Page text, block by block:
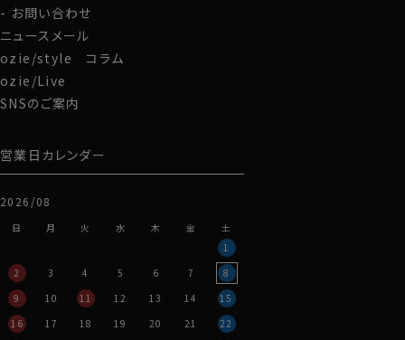
お問い合わせ
ニュースメール
ozie/style コラム
ozie/Live
SNSのご案内
営業日カレンダー
2026/08
日 月 火 水 木 金
土
1
2
3 4 5 6 7
8
9
10 11 12 13 14
15
16
17 18 19 20 21
22